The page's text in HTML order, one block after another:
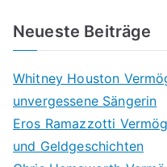
Neueste Beiträge
Whitney Houston
unvergessene Sängerin
Eros Ramazzotti
und Geldgeschichten